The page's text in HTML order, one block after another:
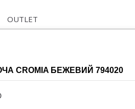
OUTLET
CROMIA БЕЖЕВИЙ 794020